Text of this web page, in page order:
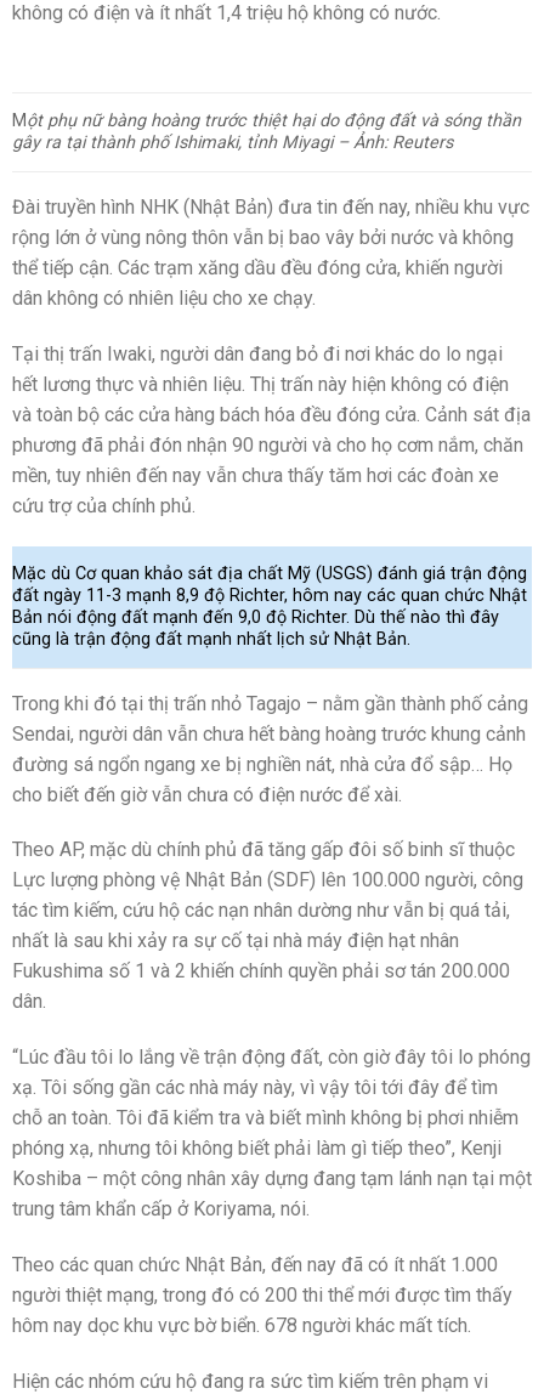
không có điện và ít nhất 1,4 triệu hộ không có nước.
Một phụ nữ bàng hoàng trước thiệt hại do động đất và sóng thần
gây ra tại thành phố Ishimaki, tỉnh Miyagi – Ảnh: Reuters
Đài truyền hình NHK (Nhật Bản) đưa tin đến nay, nhiều khu vực
rộng lớn ở vùng nông thôn vẫn bị bao vây bởi nước và không
thể tiếp cận. Các trạm xăng dầu đều đóng cửa, khiến người
dân không có nhiên liệu cho xe chạy.
Tại thị trấn Iwaki, người dân đang bỏ đi nơi khác do lo ngại
hết lương thực và nhiên liệu. Thị trấn này hiện không có điện
và toàn bộ các cửa hàng bách hóa đều đóng cửa. Cảnh sát địa
phương đã phải đón nhận 90 người và cho họ cơm nắm, chăn
mền, tuy nhiên đến nay vẫn chưa thấy tăm hơi các đoàn xe
cứu trợ của chính phủ.
Mặc dù Cơ quan khảo sát địa chất Mỹ (USGS) đánh giá trận động
đất ngày 11-3 mạnh 8,9 độ Richter, hôm nay các quan chức Nhật
Bản nói động đất mạnh đến 9,0 độ Richter. Dù thế nào thì đây
cũng là trận động đất mạnh nhất lịch sử Nhật Bản.
Trong khi đó tại thị trấn nhỏ Tagajo – nằm gần thành phố cảng
Sendai, người dân vẫn chưa hết bàng hoàng trước khung cảnh
đường sá ngổn ngang xe bị nghiền nát, nhà cửa đổ sập… Họ
cho biết đến giờ vẫn chưa có điện nước để xài.
Theo AP, mặc dù chính phủ đã tăng gấp đôi số binh sĩ thuộc
Lực lượng phòng vệ Nhật Bản (SDF) lên 100.000 người, công
tác tìm kiếm, cứu hộ các nạn nhân dường như vẫn bị quá tải,
nhất là sau khi xảy ra sự cố tại nhà máy điện hạt nhân
Fukushima số 1 và 2 khiến chính quyền phải sơ tán 200.000
dân.
“Lúc đầu tôi lo lắng về trận động đất, còn giờ đây tôi lo phóng
xạ. Tôi sống gần các nhà máy này, vì vậy tôi tới đây để tìm
chỗ an toàn. Tôi đã kiểm tra và biết mình không bị phơi nhiễm
phóng xạ, nhưng tôi không biết phải làm gì tiếp theo”, Kenji
Koshiba – một công nhân xây dựng đang tạm lánh nạn tại một
trung tâm khẩn cấp ở Koriyama, nói.
Theo các quan chức Nhật Bản, đến nay đã có ít nhất 1.000
người thiệt mạng, trong đó có 200 thi thể mới được tìm thấy
hôm nay dọc khu vực bờ biển. 678 người khác mất tích.
Hiện các nhóm cứu hộ đang ra sức tìm kiếm trên phạm vi